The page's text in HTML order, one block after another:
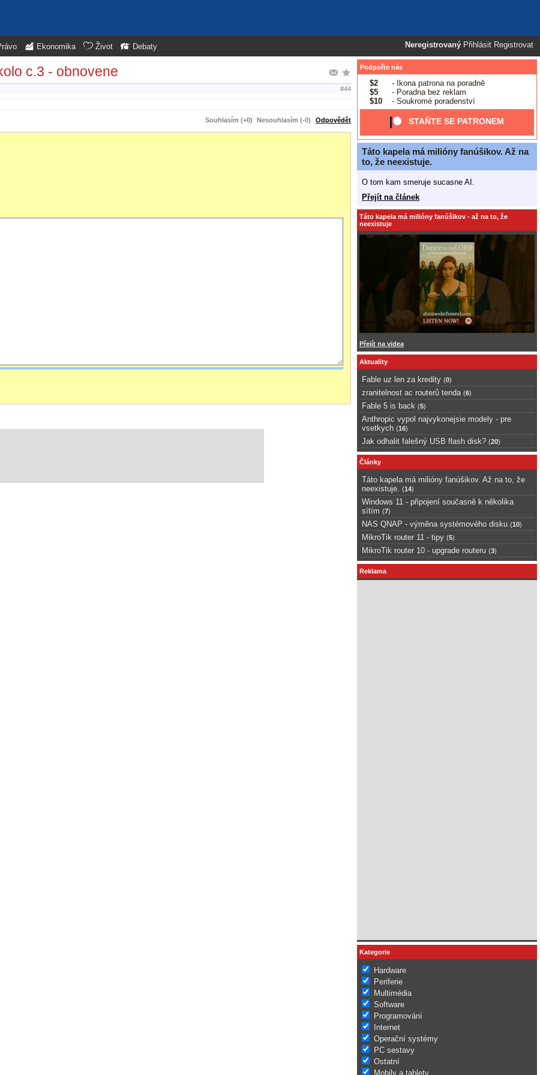
Neregistrovaný Přihlásit Registrovat
Ekonomika Život Debaty
c.3 - obnovene
#44
Souhlasím (+0) Nesouhlasím (-0) Odpovědět
Podpořte nás
$2
- Ikona patrona na poradně
$5
- Poradna bez reklam
$10
- Soukromé poradenství
STAŇTE SE PATRONEM
Táto kapela má milióny fanúšikov. Až na
to, že neexistuje.
O tom kam smeruje sucasne AI.
Přejít na článek
Táto kapela má milióny fanúšikov - až na to, že
neexistuje
Přejít na videa
Aktuality
Fable uz len za kredity (0)
zranitelnost ac routerů tenda (6)
Fable 5 is back (5)
Anthropic vypol najvykonejsie modely - pre
vsetkych (16)
Jak odhalit falešný USB flash disk? (20)
Články
Táto kapela má milióny fanúšikov. Až na to, že
neexistuje.
(14)
Windows 11 - připojení současně k několika
sítím (7)
NAS QNAP - výměna systémového disku (10)
MikroTik router 11 - tipy (5)
MikroTik router 10 - upgrade routeru (3)
Reklama
Kategorie
Hardware
Periferie
Multimédia
Software
Programování
Internet
Operační systémy
PC sestavy
Ostatní
Mobily a tablety